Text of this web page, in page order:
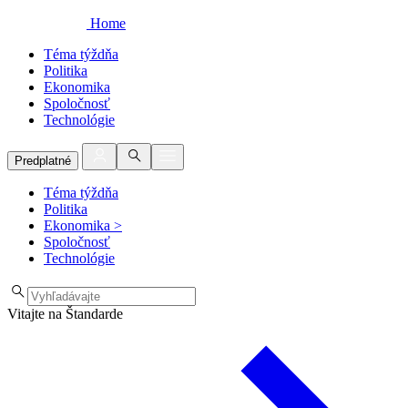
Home
Téma týždňa
Politika
Ekonomika
Spoločnosť
Technológie
Predplatné
Téma týždňa
Politika
Ekonomika >
Spoločnosť
Technológie
Vitajte na Štandarde